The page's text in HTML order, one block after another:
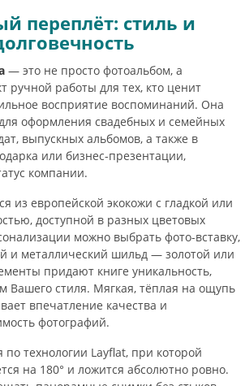
переплёт: стиль и
— это не просто фотоальбом, а
ручной работы для тех, кто ценит
восприятие воспоминаний. Она
оформления свадебных и семейных
выпускных альбомов, а также в
или бизнес-презентации,
компании.
из европейской экокожи с гладкой или
доступной в разных цветовых
можно выбрать фото-вставку,
и металлический шильд — золотой или
придают книге уникальность,
Вашего стиля. Мягкая, тёплая на ощупь
впечатление качества и
фотографий.
по технологии Layflat, при которой
на 180° и ложится абсолютно ровно.